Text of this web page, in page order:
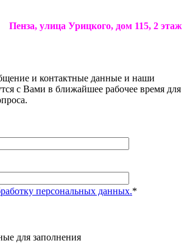
Пенза, улица Урицкого, дом 115, 2 этаж
и контактные данные и наши
с Вами в ближайшее рабочее время для
персональных данных.*
для заполнения